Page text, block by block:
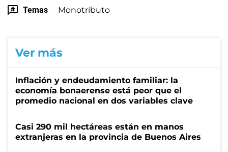
Temas Monotributo
Ver más
Inflación y endeudamiento familiar: la
economía bonaerense está peor que el
promedio nacional en dos variables clave
Casi 290 mil hectáreas están en manos
extranjeras en la provincia de Buenos Aires